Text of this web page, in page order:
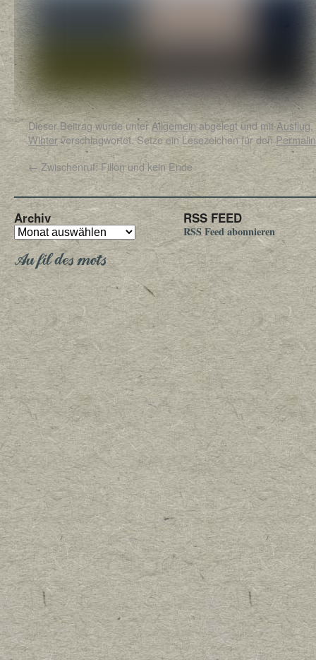
Dieser Beitrag wurde unterAllgemeinabgelegt und mitAusflug,
Winterverschlagwortet. Setze ein Lesezeichen für den
←Zwischenruf: Fillon und kein Ende
Archiv RSS FEED
RSS Feed abonnieren
Au fil des mots